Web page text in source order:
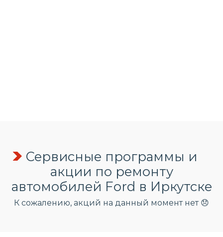
Сервисные программы и
акции по ремонту
автомобилей Ford в Иркутске
К сожалению, акций на данный момент нет 😞